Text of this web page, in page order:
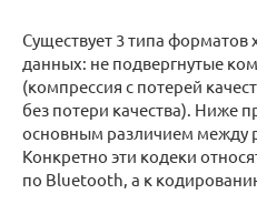
Существует 3 типа форматов
данных: не подвергнутые
(компрессия с потерей
без потери качества). Ниже
основным различием между
Конкретно эти кодеки
по Bluetooth, а к